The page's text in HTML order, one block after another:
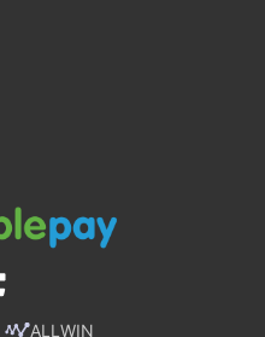
ALLWIN